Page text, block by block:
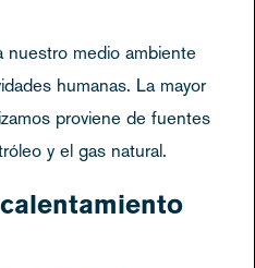
nuestro medio ambiente
humanas. La mayor
proviene de fuentes
y el gas natural.